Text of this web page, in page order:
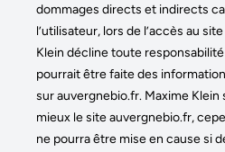
dommages directs et indirects
l’utilisateur, lors de l’accès au
Klein décline toute
pourrait être faite des
sur auvergnebio.fr. Maxime Klein
mieux le site auvergnebio.fr,
ne pourra être mise en cause si